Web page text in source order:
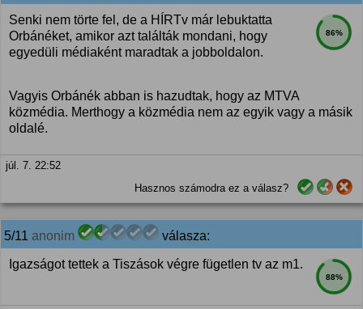
86%
Senki nem törte fel, de a HÍRTv már lebuktatta
Orbánéket, amikor azt találták mondani, hogy
egyedüli médiaként maradtak a jobboldalon.
Vagyis Orbánék abban is hazudtak, hogy az MTVA
közmédia. Merthogy a közmédia nem az egyik vagy a másik
oldalé.
júl. 7. 22:52
Hasznos számodra ez a válasz?
5/11 anonim válasza:
88%
Igazságot tettek a Tiszások végre fügetlen tv az m1.